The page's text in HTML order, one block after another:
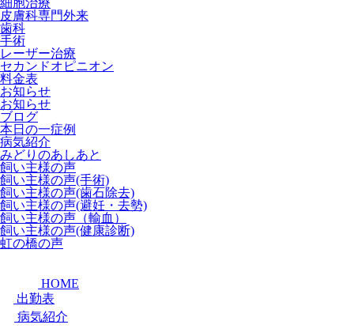
細胞治療
皮膚科専門外来
歯科
手術
レーザー治療
セカンドオピニオン
料金表
お知らせ
お知らせ
ブログ
本日の一症例
病気紹介
みどりのあしあと
飼い主様の声
飼い主様の声(手術)
飼い主様の声(歯石除去)
飼い主様の声(避妊・去勢)
飼い主様の声（輸血）
飼い主様の声(健康診断)
虹の橋の声
HOME
出勤表
病気紹介